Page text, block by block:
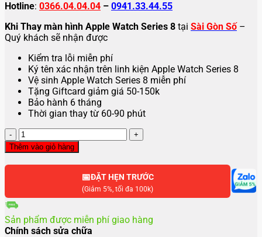
Hotline: 0366.04.04.04 – 0941.33.44.55
Khi Thay màn hình Apple Watch Series 8 tại Sài Gòn Số–
Quý khách sẽ nhận được
Kiểm tra lỗi miễn phí
Ký tên xác nhận trên linh kiện Apple Watch Series 8
Vệ sinh Apple Watch Series 8 miễn phí
Tặng Giftcard giảm giá 50-150k
Bảo hành 6 tháng
Thời gian thay từ 60-90 phút
Thay
màn
hình
Apple
8
lượng
Thêm vào giỏ hàng
📅ĐẶT HẸN TRƯỚC
(Giảm 5%, tối đa 100k)
Sản phẩm được miễn phí giao hàng
Chính sách sửa chữa